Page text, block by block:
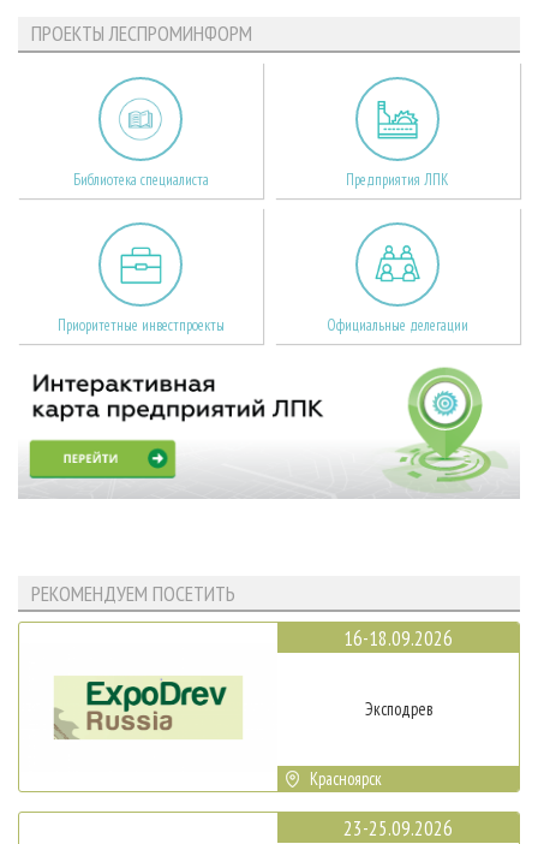
ПРОЕКТЫ ЛЕСПРОМИНФОРМ
Библиотека специалиста Предприятия ЛПК
Приоритетные инвестпроекты Официальные делегации
РЕКОМЕНДУЕМ ПОСЕТИТЬ
16-18.09.2026
Эксподрев
Красноярск
23-25.09.2026